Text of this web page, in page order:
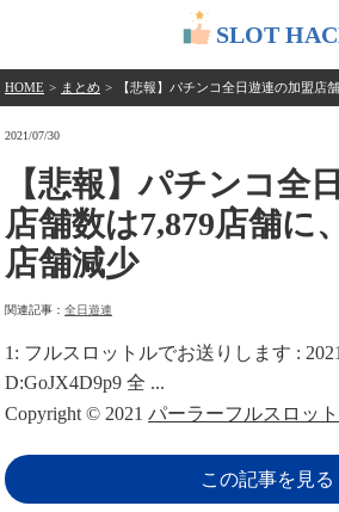
SLOT
HOME > まとめ > 【悲報】パチンコ全日遊連の加盟店
2021/07/30
【悲報】パチンコ全
店舗数は7,879店舗に
店舗減少
関連記事： 全日遊連
1: フルスロットルでお送りします :
D:GoJX4D9p9 全 ...
Copyright © 2021 パーラーフルスロッ
この記事を見る